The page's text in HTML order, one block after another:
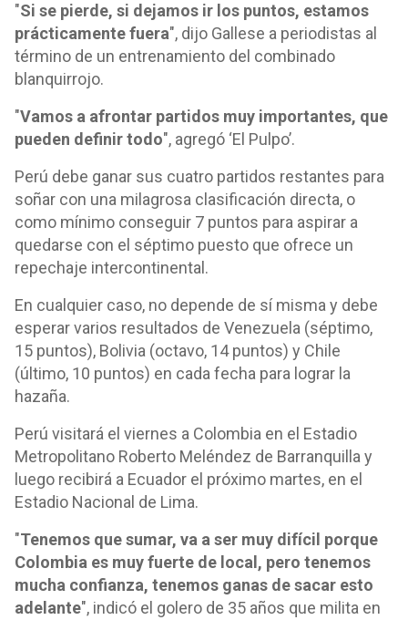
"Si se pierde, si dejamos ir los puntos, estamos
prácticamente fuera", dijo Gallese a periodistas al
término de un entrenamiento del combinado
blanquirrojo.
"Vamos a afrontar partidos muy importantes, que
pueden definir todo", agregó ‘El Pulpo’.
Perú debe ganar sus cuatro partidos restantes para
soñar con una milagrosa clasificación directa, o
como mínimo conseguir 7 puntos para aspirar a
quedarse con el séptimo puesto que ofrece un
repechaje intercontinental.
En cualquier caso, no depende de sí misma y debe
esperar varios resultados de Venezuela (séptimo,
15 puntos), Bolivia (octavo, 14 puntos) y Chile
(último, 10 puntos) en cada fecha para lograr la
hazaña.
Perú visitará el viernes a Colombia en el Estadio
Metropolitano Roberto Meléndez de Barranquilla y
luego recibirá a Ecuador el próximo martes, en el
Estadio Nacional de Lima.
"Tenemos que sumar, va a ser muy difícil porque
Colombia es muy fuerte de local, pero tenemos
mucha confianza, tenemos ganas de sacar esto
adelante", indicó el golero de 35 años que milita en